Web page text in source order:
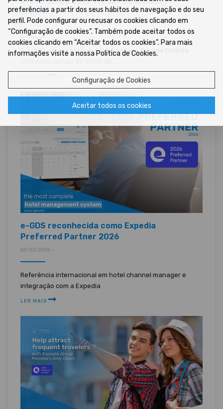
Engine
A e-GDS apresenta o e-GDS Booking Engine OnSite
e-GDS reconhecida como Expedia
Preferred Partner 2026
26/02/2026 •
Referência internacional em hotel channel manager e
integração com a Expedia
LER MAIS
preferências a partir dos seus hábitos de navegação e do seu
perfil. Pode configurar ou recusar os cookies clicando em
“Configuração de cookies”. Também pode aceitar todos os
cookies clicando em “Aceitar todos os cookies”. Para mais
informações visite a nossa Politica de Cookies.
Configuração de Cookies
Aceitar todos os cookies